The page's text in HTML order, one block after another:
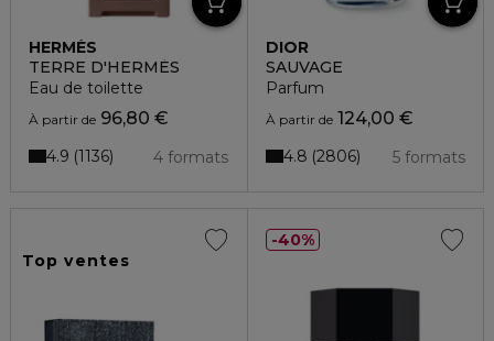
HERMÈS
TERRE D'HERMÈS
Eau de toilette
À partir de 96,80 €
4 formats
4.9 1136
DIOR
SAUVAGE
Parfum
À partir de124,00 €
5 formats
4.8 2806
Top ventes
40%